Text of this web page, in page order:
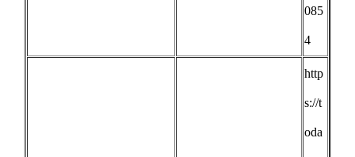
085
4
http
s://t
oda